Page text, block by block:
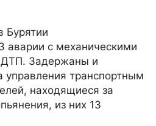
Бурятии
аварии с механическими
Задержаны и
управления транспортным
находящиеся за
из них 13